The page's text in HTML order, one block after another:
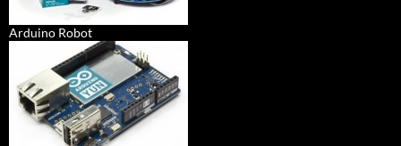
Arduino Robot